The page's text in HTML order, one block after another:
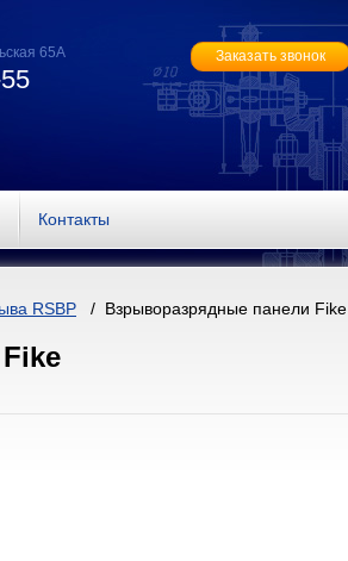
Заказать звонок
65А
Контакты
RSBP / Взрыворазрядные панели Fike